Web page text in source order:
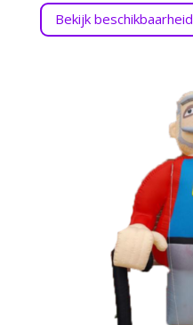
Bekijk beschikbaarheid